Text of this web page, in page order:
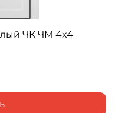
ЧК ЧМ 4x4